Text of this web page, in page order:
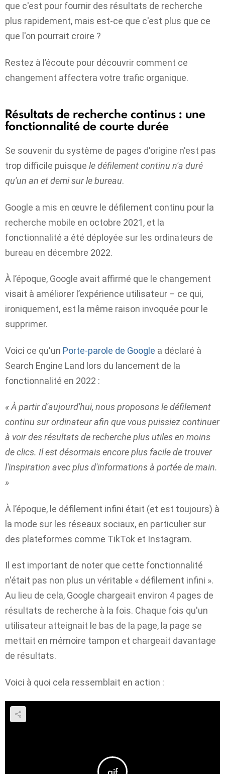
que c'est pour fournir des résultats de recherche
plus rapidement, mais est-ce que c'est plus que ce
que l'on pourrait croire ?
Restez à l’écoute pour découvrir comment ce
changement affectera votre trafic organique.
Résultats de recherche continus : une
fonctionnalité de courte durée
Se souvenir du système de pages d'origine n'est pas
trop difficile puisque le défilement continu n'a duré
qu'un an et demi sur le bureau.
Google a mis en œuvre le défilement continu pour la
recherche mobile en octobre 2021, et la
fonctionnalité a été déployée sur les ordinateurs de
bureau en décembre 2022.
À l’époque, Google avait affirmé que le changement
visait à améliorer l’expérience utilisateur – ce qui,
ironiquement, est la même raison invoquée pour le
supprimer.
Voici ce qu'un Porte-parole de Google a déclaré à
Search Engine Land lors du lancement de la
fonctionnalité en 2022 :
« À partir d'aujourd'hui, nous proposons le défilement
continu sur ordinateur afin que vous puissiez continuer
à voir des résultats de recherche plus utiles en moins
de clics. Il est désormais encore plus facile de trouver
l'inspiration avec plus d'informations à portée de main.
»
À l’époque, le défilement infini était (et est toujours) à
la mode sur les réseaux sociaux, en particulier sur
des plateformes comme TikTok et Instagram.
Il est important de noter que cette fonctionnalité
n'était pas non plus un véritable « défilement infini ».
Au lieu de cela, Google chargeait environ 4 pages de
résultats de recherche à la fois. Chaque fois qu'un
utilisateur atteignait le bas de la page, la page se
mettait en mémoire tampon et chargeait davantage
de résultats.
Voici à quoi cela ressemblait en action :